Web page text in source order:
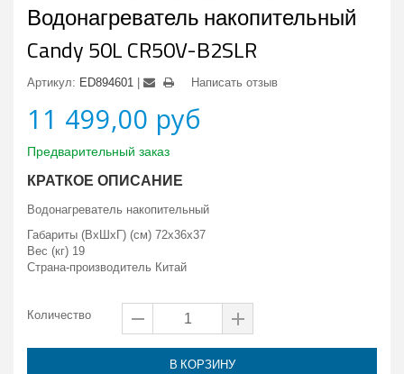
Водонагреватель накопительный
Candy 50L CR50V-B2SLR
Артикул: ED894601 Написать отзыв
11 499,00 руб
Предварительный заказ
КРАТКОЕ ОПИСАНИЕ
Водонагреватель накопительный
Габариты (ВxШxГ) (см) 72x36x37
Вес (кг) 19
Страна-производитель Китай
Количество
В КОРЗИНУ